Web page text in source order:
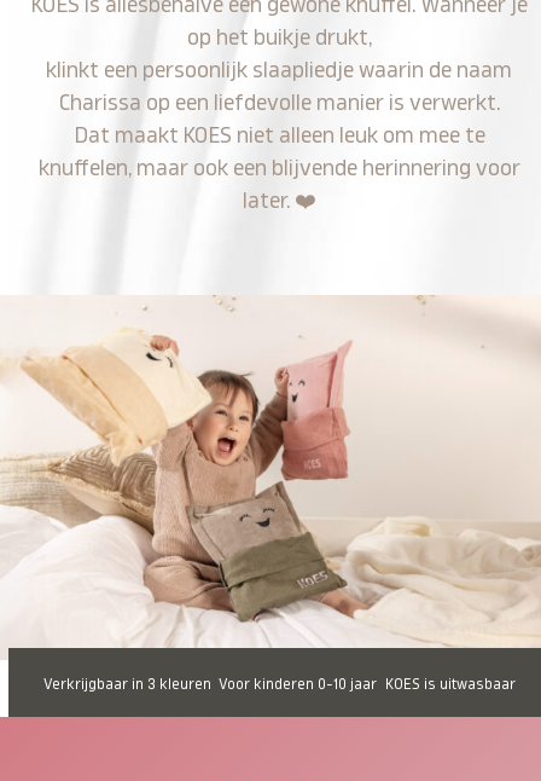
KOES is allesbehalve een gewone knuffel. Wanneer je
op het buikje drukt,
klinkt een persoonlijk slaapliedje waarin de naam
Charissa op een liefdevolle manier is verwerkt.
Dat maakt KOES niet alleen leuk om mee te
knuffelen, maar ook een blijvende herinnering voor
later. ❤️
Verkrijgbaar in 3 kleuren Voor kinderen 0-10 jaar KOES is uitwasbaar